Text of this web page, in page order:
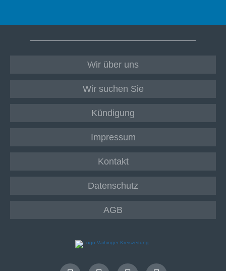
Wir über uns
Wir suchen Sie
Kündigung
Impressum
Kontakt
Datenschutz
AGB